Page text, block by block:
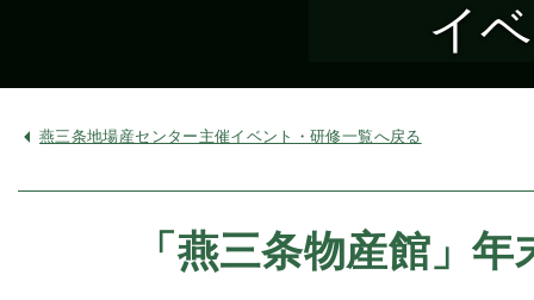
にあたって
イ
燕三条地場産センター主催イベント・研修一覧へ戻る
「燕三条物産館」